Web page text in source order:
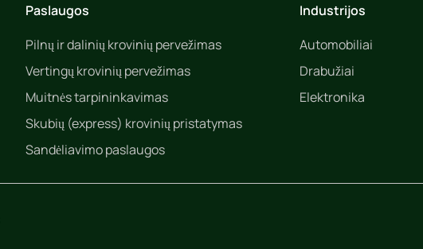
Paslaugos
Pilnų ir dalinių krovinių pervežimas
Vertingų krovinių pervežimas
Muitnės tarpininkavimas
Skubių (express) krovinių pristatymas
Sandėliavimo paslaugos
Industrijos
Automobiliai
Drabužiai
Elektronika